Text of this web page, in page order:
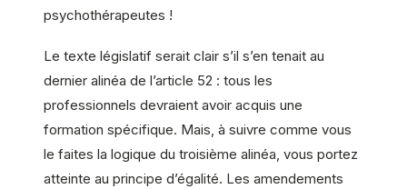
psychothérapeutes !
Le texte législatif serait clair s’il s’en tenait au
dernier alinéa de l’article 52 : tous les
professionnels devraient avoir acquis une
formation spécifique. Mais, à suivre comme vous
le faites la logique du troisième alinéa, vous portez
atteinte au principe d’égalité. Les amendements